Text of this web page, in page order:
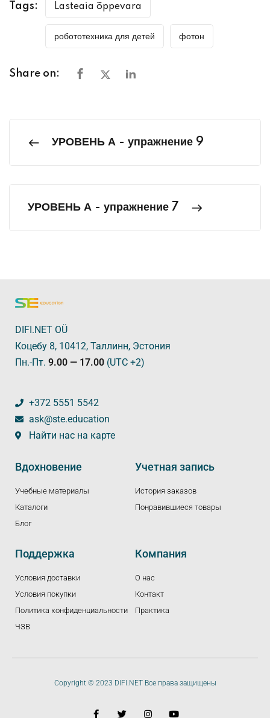
Tags: Lasteaia õppevara
робототехника для детей фотон
Share on:
УРОВЕНЬ А - упражнение 9
УРОВЕНЬ А - упражнение 7
DIFI.NET OÜ
Коцебу 8, 10412, Таллинн, Эстония
Пн.-Пт. 9.00 — 17.00 (UTC +2)
+372 5551 5542
ask@ste.education
Найти нас на карте
Вдохновение
Учебные материалы
Каталоги
Блог
Учетная запись
История заказов
Понравившиеся товары
Поддержка
Условия доставки
Условия покупки
Политика конфиденциальности
ЧЗВ
Компания
О нас
Контакт
Практика
Copyright © 2023 DIFI.NET Все права защищены